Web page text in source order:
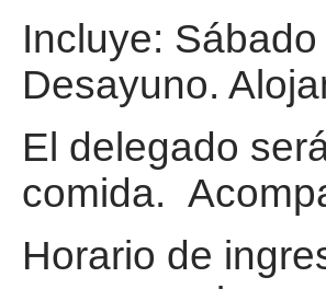
Incluye:
Desayuno.
El delegado
comida.
Horario de